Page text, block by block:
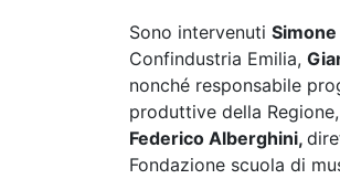
Sono intervenuti
Confindustria Emilia, G
nonché responsabile
produttive della Regione,
Federico Alberghini,
Fondazione scuola di